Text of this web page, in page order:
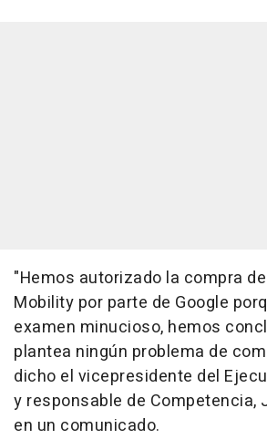
"Hemos autorizado la compra
Mobility por parte de Google
examen minucioso, hemos
plantea ningún problema de
dicho el vicepresidente del
y responsable de Competencia,
en un comunicado.